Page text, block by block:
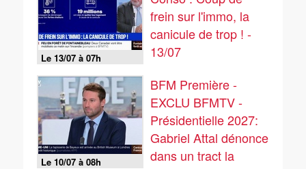
Le 13/07 à 07h
frein sur l'immo, la
canicule de trop ! -
13/07
Le 10/07 à 08h
BFM Première -
EXCLU BFMTV -
Présidentielle 2027:
Gabriel Attal dénonce
dans un tract la